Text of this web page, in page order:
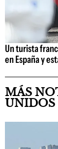
Un turista
en España y
MÁS
UNIDOS